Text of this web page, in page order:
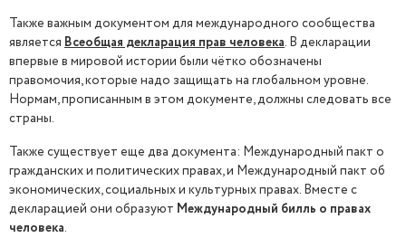
Также важным документом для международного сообщества
является Всеобщая декларация прав человека. В декларации
впервые в мировой истории были чётко обозначены
правомочия, которые надо защищать на глобальном уровне.
Нормам, прописанным в этом документе, должны следовать все
страны.
Также существует еще два документа: Международный пакт о
гражданских и политических правах, и Международный пакт об
экономических, социальных и культурных правах. Вместе с
декларацией они образуют Международный билль о правах
человека.